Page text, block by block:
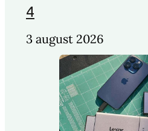
4
3 august 2026